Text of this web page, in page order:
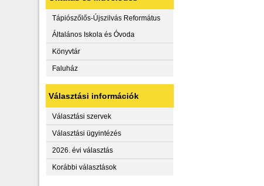
Tápiószőlős-Újszilvás Református
Általános Iskola és Óvoda
Könyvtár
Faluház
Választási információk
Választási szervek
Választási ügyintézés
2026. évi választás
Korábbi választások